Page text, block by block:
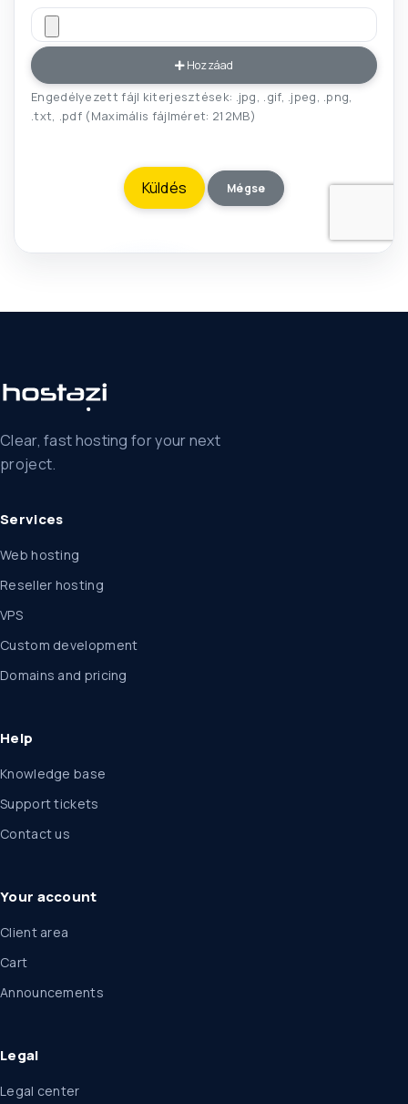
Hozzáad
Engedélyezett fájl kiterjesztések: .jpg, .gif, .jpeg, .png,
.txt, .pdf (Maximális fájlméret: 212MB)
Mégse
Clear, fast hosting for your next
project.
Services
Web hosting
Reseller hosting
VPS
Custom development
Domains and pricing
Help
Knowledge base
Support tickets
Contact us
Your account
Client area
Cart
Announcements
Legal
Legal center